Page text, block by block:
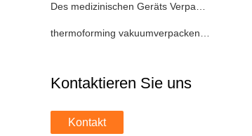
Des medizinischen Geräts Verpackmaschine
thermoforming vakuumverpackende Maschine
Kontaktieren Sie uns
Kontakt